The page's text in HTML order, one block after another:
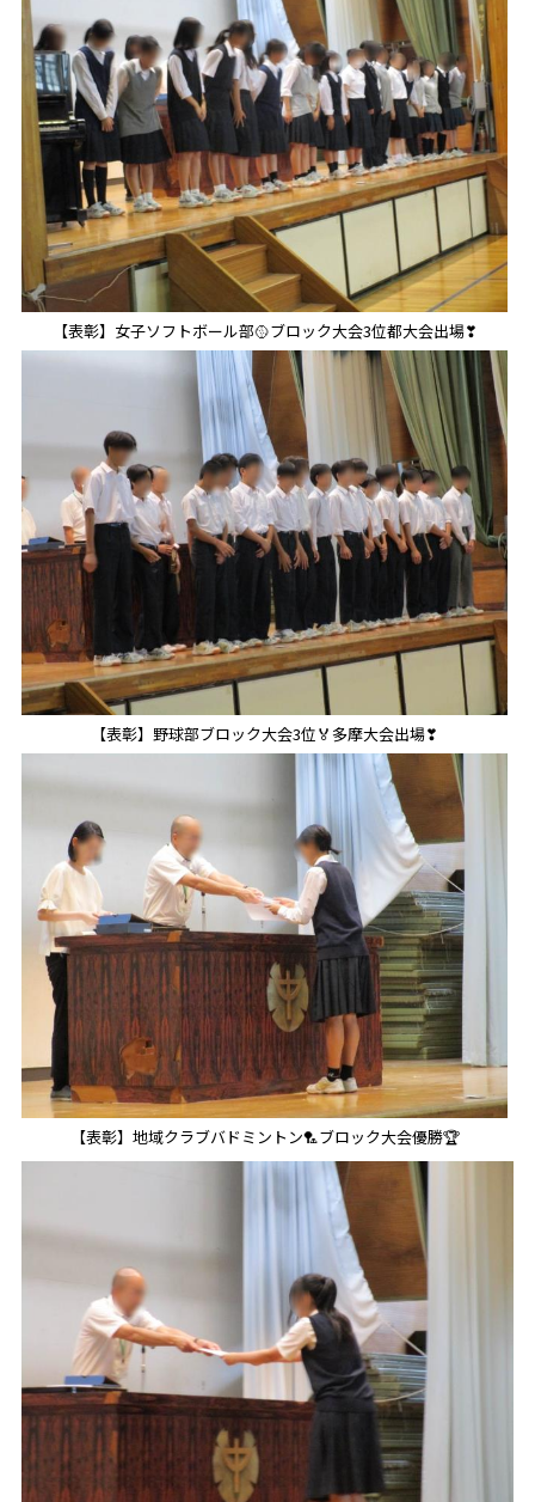
【表彰】女子ソフトボール部🥎ブロック大会3位都大会出場❣
【表彰】野球部ブロック大会3位🏅多摩大会出場❣
【表彰】地域クラブバドミントン🏸ブロック大会優勝🏆